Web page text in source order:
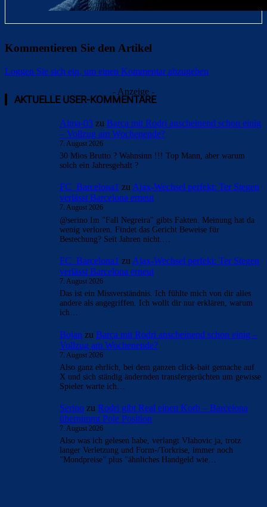
Kommentieren Sie den Artikel
Loggen Sie sich ein, um einen Kommentar abzugeben
Alma-03zuBarça mit Rodri anscheinend schon einig
– Vollzug am Wochenende?
7. August 2026
30 Mios Brutto ? Wahnsinn !!! Top Mann, aber warum
solch ein Jahresgehalt ?
FC_Barcelona1zuAjax-Wechsel perfekt: Ter Stegen
verlässt Barcelona erneut
7. August 2026
@serino Im "Fall Negreira" gibts Fakten. Meinung hat da
wenig verloren. Findet das Gericht Beweise für
Bestechung? Seit Jahren nicht.…